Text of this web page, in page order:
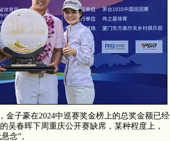
子豪在2024中巡赛奖金榜上的总奖金额已经
吴春晖下周重庆公开赛缺席，某种程度上，
念”。